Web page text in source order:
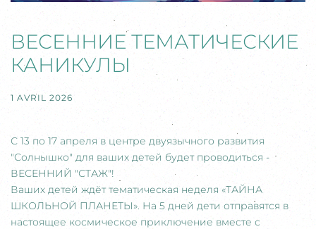
ВЕСЕННИЕ ТЕМАТИЧЕСКИЕ
КАНИКУЛЫ
1 AVRIL 2026
С 13 по 17 апреля в центре двуязычного развития
"Солнышко" для ваших детей будет проводиться -
ВЕСЕННИЙ "СТАЖ"!
Ваших детей ждёт тематическая неделя «ТАЙНА
ШКОЛЬНОЙ ПЛАНЕТЫ». На 5 дней дети отправятся в
настоящее космическое приключение вместе с